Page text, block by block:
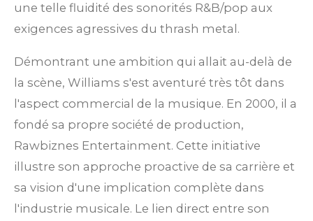
une telle fluidité des sonorités R&B/pop aux
exigences agressives du thrash metal.
Démontrant une ambition qui allait au-delà de
la scène, Williams s'est aventuré très tôt dans
l'aspect commercial de la musique. En 2000, il a
fondé sa propre société de production,
Rawbiznes Entertainment. Cette initiative
illustre son approche proactive de sa carrière et
sa vision d'une implication complète dans
l'industrie musicale. Le lien direct entre son